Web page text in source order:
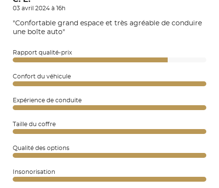
03 avril 2024 à 16h
"Confortable grand espace et très agréable de conduire
une boîte auto"
Rapport qualité-prix
Confort du véhicule
Expérience de conduite
Taille du coffre
Qualité des options
Insonorisation